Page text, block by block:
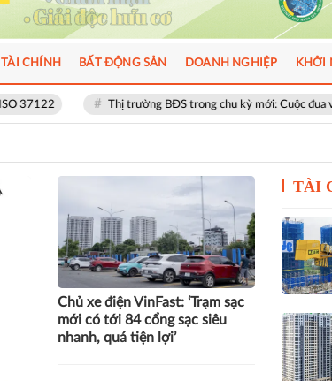
Thị trường BĐS trong chu kỳ mới: Cuộc đua về chất lượng và
TÀI CHÍNH BẤT ĐỘNG SẢN DOANH NGHIỆP KHỞI
Chủ xe điện VinFast: ‘Trạm sạc
mới có tới 84 cổng sạc siêu
nhanh, quá tiện lợi’
TÀI